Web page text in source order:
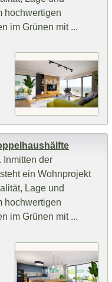
hochwertigen
im Grünen mit ...
Inmitten der
ein Wohnprojekt
Lage und
hochwertigen
im Grünen mit ...